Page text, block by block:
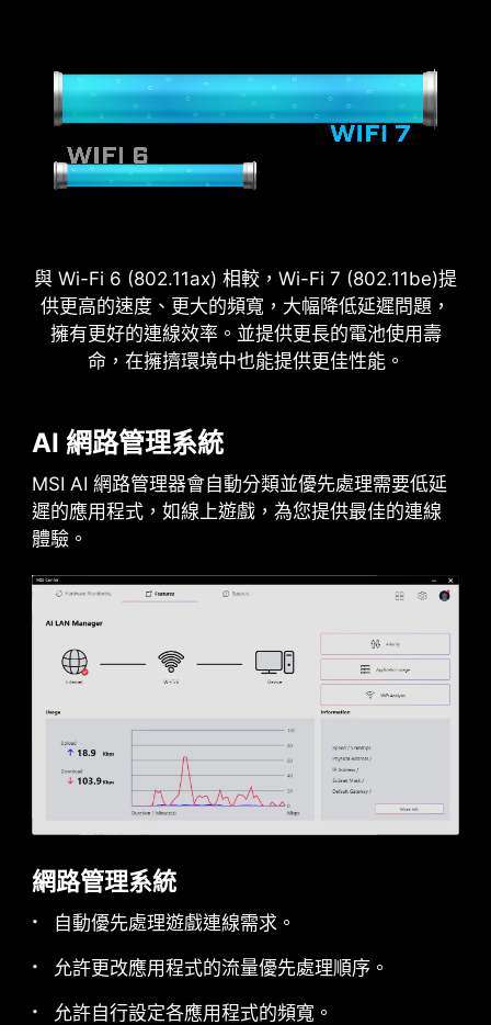
與 Wi-Fi 6 (802.11ax) 相較，Wi-Fi 7 (802.11be)提
供更高的速度、更大的頻寬，大幅降低延遲問題，
擁有更好的連線效率。並提供更長的電池使用壽
命，在擁擠環境中也能提供更佳性能。
AI 網路管理系統
MSI AI 網路管理器會自動分類並優先處理需要低延
遲的應用程式，如線上遊戲，為您提供最佳的連線
體驗。
網路管理系統
自動優先處理遊戲連線需求。
允許更改應用程式的流量優先處理順序。
允許自行設定各應用程式的頻寬。
2.5
THUNDERBOLT 5 準備就緒
高裝置和硬碟。這些連接埠可連接多個外接8K 顯示